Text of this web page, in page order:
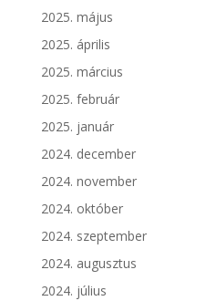
2025. május
2025. április
2025. március
2025. február
2025. január
2024. december
2024. november
2024. október
2024. szeptember
2024. augusztus
2024. július